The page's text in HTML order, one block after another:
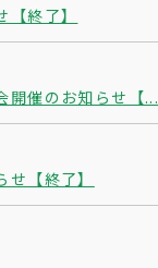
終了】
催のお知らせ【...
【終了】